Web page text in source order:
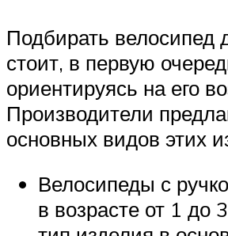
Подбирать велосипед
стоит, в первую
ориентируясь на его
Производители
основных видов этих
Велосипеды с
в возрасте от 1 до